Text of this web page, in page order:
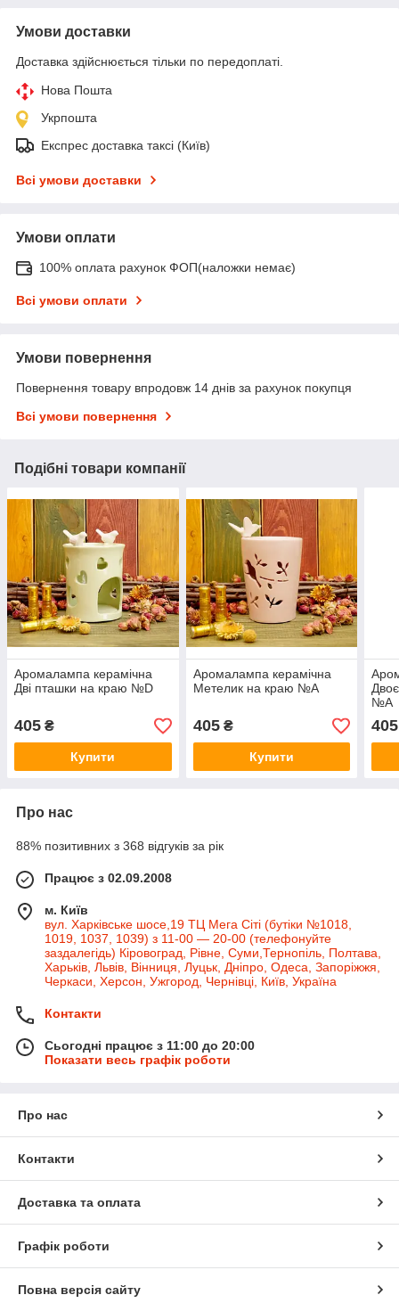
Умови доставки
Доставка здійснюється тільки по передоплаті.
Нова Пошта
Укрпошта
Експрес доставка таксі (Київ)
Всі умови доставки
Умови оплати
100% оплата рахунок ФОП(наложки немає)
Всі умови оплати
Умови повернення
Повернення товару впродовж 14 днів за рахунок покупця
Всі умови повернення
Подібні товари компанії
Аромалампа керамічна
Дві пташки на краю №D
405 ₴
Купити
Аромалампа керамічна
Метелик на краю №A
405₴
Купити
№A
405
Про нас
88% позитивних з 368 відгуків за рік
Працює з 02.09.2008
м. Київ
вул. Харківське шосе,19 ТЦ Мега Сіті (бутіки №1018,
1019, 1037, 1039) з 11-00 — 20-00 (телефонуйте
заздалегідь) Кіровоград, Рівне, Суми,Тернопіль, Полтава,
Харьків, Львів, Вінниця, Луцьк, Дніпро, Одеса, Запоріжжя,
Черкаси, Херсон, Ужгород, Чернівці, Київ, Україна
Контакти
Сьогодні працює з 11:00 до 20:00
Показати весь графік роботи
Про нас
Контакти
Доставка та оплата
Графік роботи
Повна версія сайту